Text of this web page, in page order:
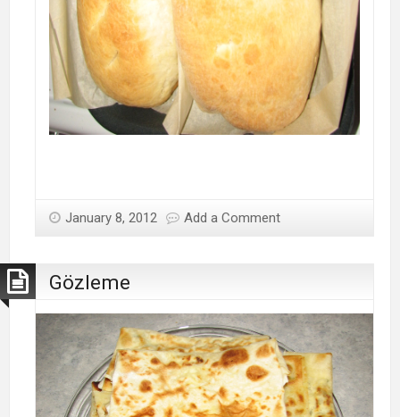
January 8, 2012 Add a Comment
Gözleme